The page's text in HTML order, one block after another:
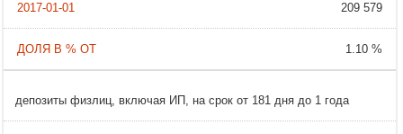
209 579
1.10 %
депозиты физлиц, включая ИП, на срок от 181 дня до 1 года